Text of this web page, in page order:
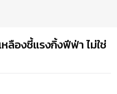
ลืองชี้แรงกิ้งฟีฟ่า ไม่ใช่